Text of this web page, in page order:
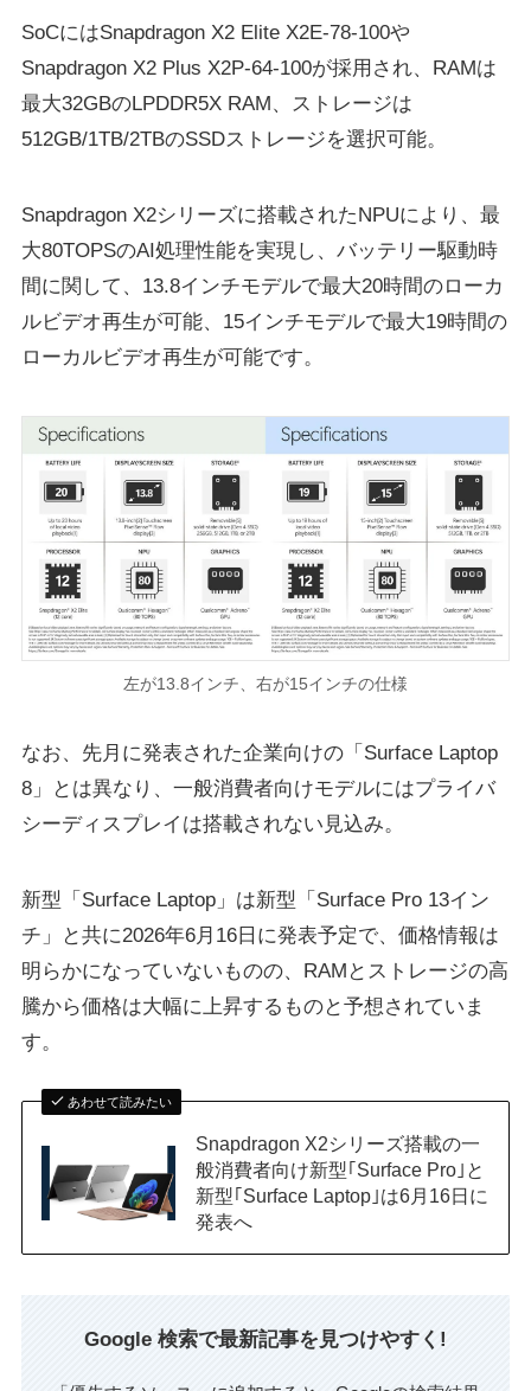
SoCにはSnapdragon X2 Elite X2E-78-100や
Snapdragon X2 Plus X2P-64-100が採用され、RAMは
最大32GBのLPDDR5X RAM、ストレージは
512GB/1TB/2TBのSSDストレージを選択可能。
Snapdragon X2シリーズに搭載されたNPUにより、最
大80TOPSのAI処理性能を実現し、バッテリー駆動時
間に関して、13.8インチモデルで最大20時間のローカ
ルビデオ再生が可能、15インチモデルで最大19時間の
ローカルビデオ再生が可能です。
左が13.8インチ、右が15インチの仕様
なお、先月に発表された企業向けの「Surface Laptop
8」とは異なり、一般消費者向けモデルにはプライバ
シーディスプレイは搭載されない見込み。
新型「Surface Laptop」は新型「Surface Pro 13イン
チ」と共に2026年6月16日に発表予定で、価格情報は
明らかになっていないものの、RAMとストレージの高
騰から価格は大幅に上昇するものと予想されていま
す。
あわせて読みたい
Snapdragon X2シリーズ搭載の一
般消費者向け新型｢Surface Pro｣と
新型｢Surface Laptop｣は6月16日に
発表へ
Google 検索で最新記事を見つけやすく!